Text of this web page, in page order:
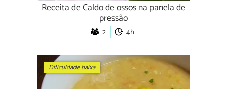
Receita de Caldo de ossos na panela de
pressão
2 4h
Dificuldade baixa